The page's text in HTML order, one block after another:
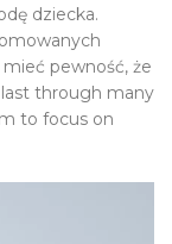
dziecka.
pewność, że
through many
to focus on